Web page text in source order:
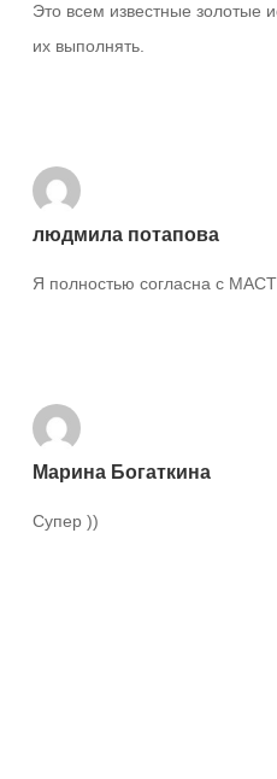
Это всем известные золотые
их выполнять.
людмила потапова
Я полностью согласна с
Марина Богаткина
Супер ))